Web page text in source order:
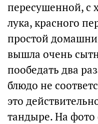
пересушенной, с
лука, красного
простой
вышла очень
пообедать два
блюдо не
это
тандыре. На фото